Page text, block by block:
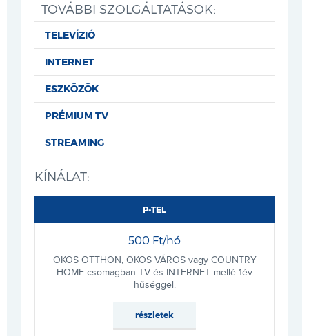
TOVÁBBI SZOLGÁLTATÁSOK:
TELEVÍZIÓ
INTERNET
ESZKÖZÖK
PRÉMIUM TV
STREAMING
KÍNÁLAT:
P-TEL
500 Ft/hó
OKOS OTTHON, OKOS VÁROS vagy COUNTRY
HOME csomagban TV és INTERNET mellé 1év
hűséggel.
részletek